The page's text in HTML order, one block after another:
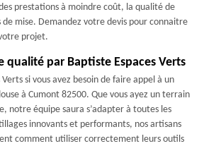
prestations à moindre coût, la qualité de
mise. Demandez votre devis pour connaitre
projet.
qualité par Baptiste Espaces Verts
si vous avez besoin de faire appel à un
à Cumont 82500. Que vous ayez un terrain
notre équipe saura s’adapter à toutes les
innovants et performants, nos artisans
comment utiliser correctement leurs outils